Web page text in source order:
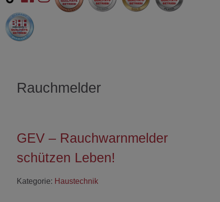
Rauchmelder
GEV – Rauchwarnmelder
schützen Leben!
Kategorie: Haustechnik